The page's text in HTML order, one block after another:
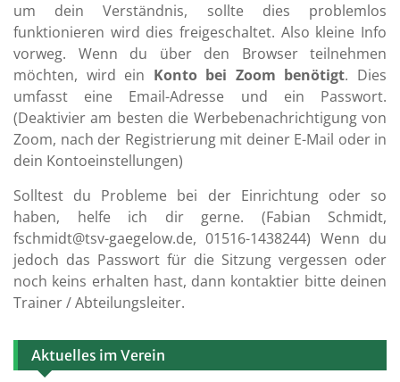
um dein Verständnis, sollte dies problemlos
funktionieren wird dies freigeschaltet. Also kleine Info
vorweg. Wenn du über den Browser teilnehmen
möchten, wird ein Konto bei Zoom benötigt. Dies
umfasst eine Email-Adresse und ein Passwort.
(Deaktivier am besten die Werbebenachrichtigung von
Zoom, nach der Registrierung mit deiner E-Mail oder in
dein Kontoeinstellungen)
Solltest du Probleme bei der Einrichtung oder so
haben, helfe ich dir gerne. (Fabian Schmidt,
fschmidt@tsv-gaegelow.de, 01516-1438244) Wenn du
jedoch das Passwort für die Sitzung vergessen oder
noch keins erhalten hast, dann kontaktier bitte deinen
Trainer / Abteilungsleiter.
Aktuelles im Verein